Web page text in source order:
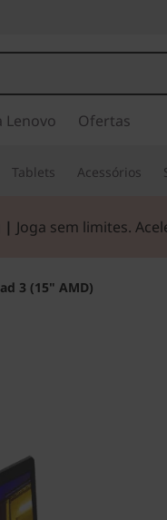
Lenovo Ofertas
Tablets Acessórios
| Joga sem limites.
3 (15" AMD)